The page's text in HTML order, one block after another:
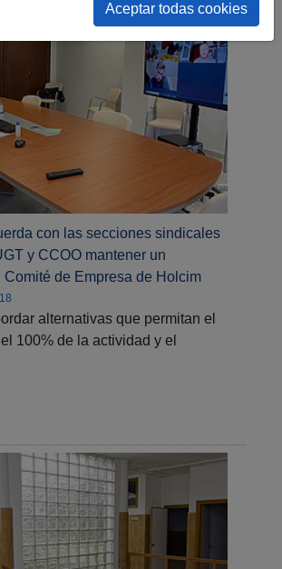
con las secciones sindicales
y CCOO mantener un
Comité de Empresa de Holcim
alternativas que permitan el
100% de la actividad y el
Aceptar todas cookies